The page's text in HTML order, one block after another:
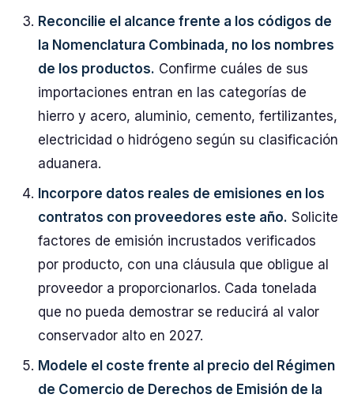
Reconcilie el alcance frente a los códigos de
la Nomenclatura Combinada, no los nombres
de los productos. Confirme cuáles de sus
importaciones entran en las categorías de
hierro y acero, aluminio, cemento, fertilizantes,
electricidad o hidrógeno según su clasificación
aduanera.
Incorpore datos reales de emisiones en los
contratos con proveedores este año. Solicite
factores de emisión incrustados verificados
por producto, con una cláusula que obligue al
proveedor a proporcionarlos. Cada tonelada
que no pueda demostrar se reducirá al valor
conservador alto en 2027.
Modele el coste frente al precio del Régimen
de Comercio de Derechos de Emisión de la